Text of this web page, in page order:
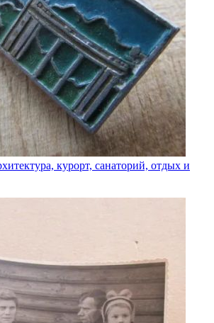
курорт, санаторий, отдых и